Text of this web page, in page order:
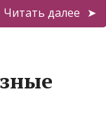
Читать далее